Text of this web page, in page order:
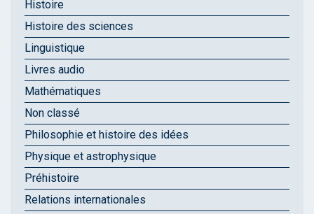
Histoire
Histoire des sciences
Linguistique
Livres audio
Mathématiques
Non classé
Philosophie et histoire des idées
Physique et astrophysique
Préhistoire
Relations internationales